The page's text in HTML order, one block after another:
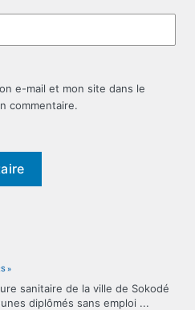
e-mail et mon site dans le
commentaire.
»
sanitaire de la ville de Sokodé
diplômés sans emploi ...